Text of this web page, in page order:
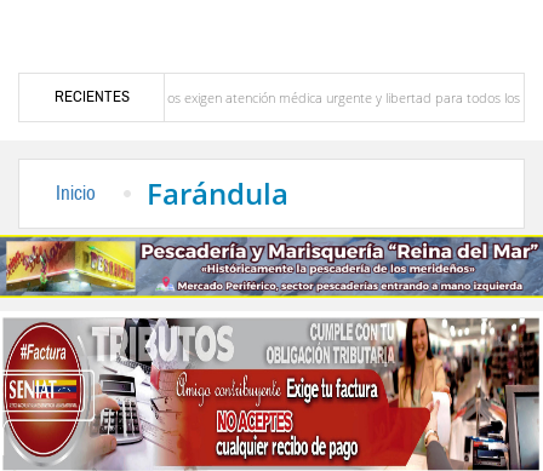
RECIENTES
Líderes políticos exigen atención médica urgente y libertad para todos los presos
Inicio Farándula